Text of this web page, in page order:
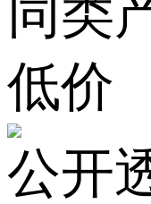
同类
低价
公开